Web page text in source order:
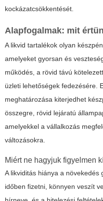
kockázatcsökkentését.
Alapfogalmak: mit
A likvid tartalékok olyan
amelyeket gyorsan és
működés, a rövid távú
üzleti lehetőségek fedezésére.
meghatározása kiterjedhet
összegre, rövid lejáratú
amelyekkel a vállalkozás
változásokra.
Miért ne hagyjuk figyelmen
A likviditás hiánya a növekedés
időben fizetni, könnyen veszít